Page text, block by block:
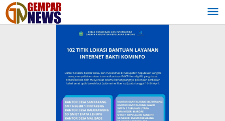
Lewati
ke
konten